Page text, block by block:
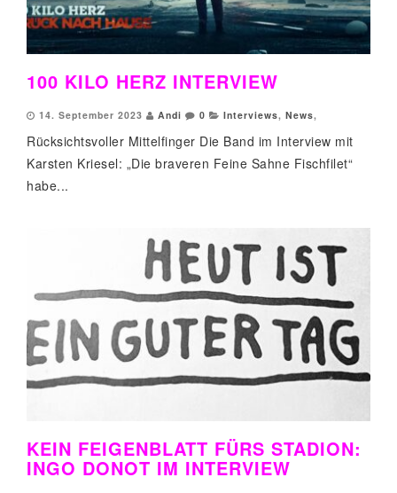
100 KILO HERZ INTERVIEW
14. September 2023 Andi 0 Interviews, News,
Rücksichtsvoller Mittelfinger Die Band im Interview mit
Karsten Kriesel: „Die braveren Feine Sahne Fischfilet“
habe...
KEIN FEIGENBLATT FÜRS STADION:
INGO DONOT IM INTERVIEW